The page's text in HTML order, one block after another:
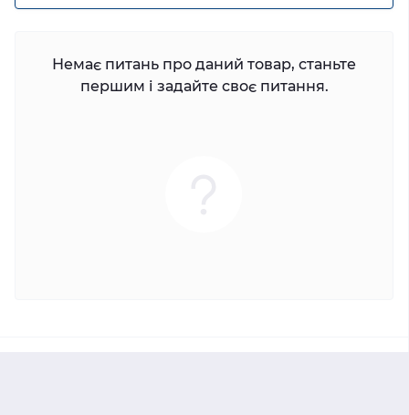
Немає питань про даний товар, станьте
першим і задайте своє питання.